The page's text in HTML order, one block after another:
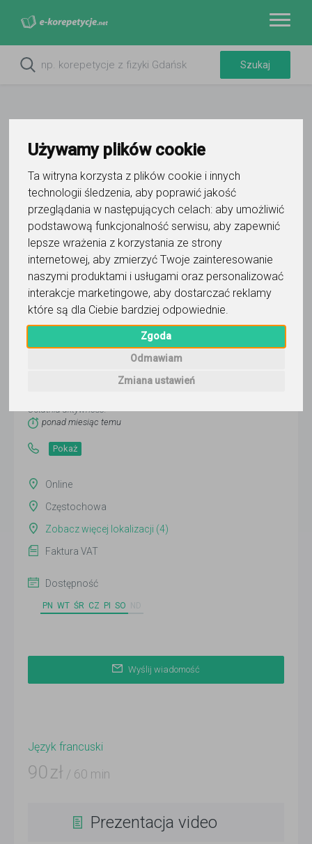
Używamy plików cookie
Ta witryna korzysta z plików cookie i innych
technologii śledzenia, aby poprawić jakość
przeglądania w następujących celach: aby umożliwić
podstawową funkcjonalność serwisu, aby zapewnić
lepsze wrażenia z korzystania ze strony
internetowej, aby zmierzyć Twoje zainteresowanie
naszymi produktami i usługami oraz personalizować
interakcje marketingowe, aby dostarczać reklamy
które są dla Ciebie bardziej odpowiednie.
Zgoda
Odmawiam
Zmiana ustawień
Do ulubionych
Oznacz wystąpienie kontaktu
Krzysztof Ledwoch
Ostatnia aktywność:
ponad miesiąc temu
Pokaż
Online
Częstochowa
Zobacz więcej lokalizacji (4)
Faktura VAT
Dostępność
PN WT ŚR CZ PI SO
Wyślij wiadomość
Język francuski
90 zł / 60 min
Prezentacja video